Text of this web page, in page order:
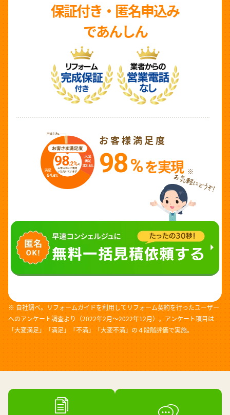
保証付き・匿名申込み
であんしん
お客様満足度
98%を実現 ※
※ 自社調べ。リフォームガイドを利用してリフォーム契約を行ったユーザー
へのアンケート調査より（2022年2月～2022年12月）。アンケート項目は
「大変満足」「満足」「不満」「大変不満」の４段階評価で実施。